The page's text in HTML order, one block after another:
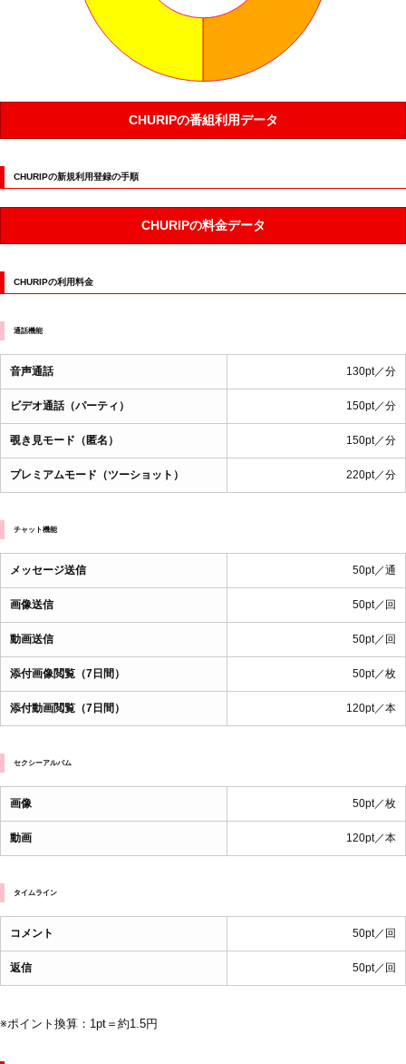
CHURIPの番組利用データ
CHURIPの新規利用登録の手順
CHURIPの料金データ
CHURIPの利用料金
通話機能
音声通話 130pt／分
ビデオ通話（パーティ） 150pt／分
覗き見モード（匿名） 150pt／分
プレミアムモード（ツーショット） 220pt／分
チャット機能
メッセージ送信 50pt／通
画像送信 50pt／回
動画送信 50pt／回
添付画像閲覧（7日間） 50pt／枚
添付動画閲覧（7日間） 120pt／本
セクシーアルバム
画像 50pt／枚
動画 120pt／本
タイムライン
コメント 50pt／回
返信 50pt／回
※ポイント換算：1pt＝約1.5円